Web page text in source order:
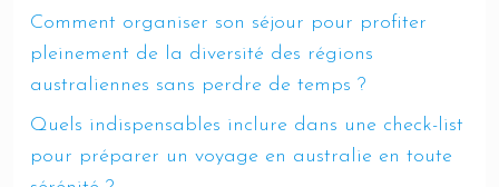
Comment organiser son séjour pour profiter
pleinement de la diversité des régions
australiennes sans perdre de temps ?
Quels indispensables inclure dans une check-list
pour préparer un voyage en australie en toute